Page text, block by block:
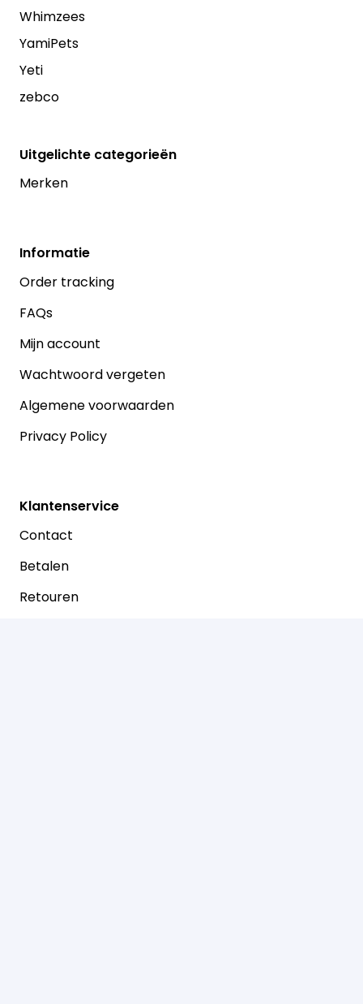
Whimzees
YamiPets
Yeti
zebco
Uitgelichte categorieën
Merken
Informatie
Order tracking
FAQs
Mijn account
Wachtwoord vergeten
Algemene voorwaarden
Privacy Policy
Klantenservice
Contact
Betalen
Retouren